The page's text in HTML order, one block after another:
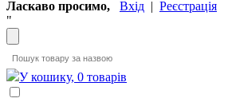
Ласкаво просимо, Вхід | Реєстрація
"
У кошику, 0 товарів